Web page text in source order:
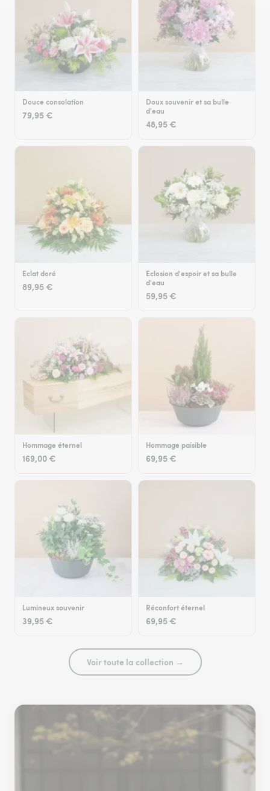
Douce consolation
79,95 €
Doux souvenir et sa bulle
d'eau
48,95 €
Eclat doré
89,95 €
Eclosion d'espoir et sa bulle
d'eau
59,95 €
Hommage éternel
169,00 €
Hommage paisible
69,95 €
Lumineux souvenir
39,95 €
Réconfort éternel
69,95 €
Voir toute la collection →